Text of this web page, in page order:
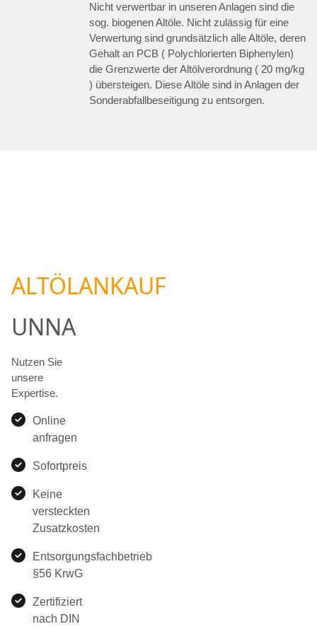
Nicht verwertbar in unseren Anlagen sind die
sog. biogenen Altöle. Nicht zulässig für eine
Verwertung sind grundsätzlich alle Altöle, deren
Gehalt an PCB ( Polychlorierten Biphenylen)
die Grenzwerte der Altölverordnung ( 20 mg/kg
) übersteigen. Diese Altöle sind in Anlagen der
Sonderabfallbeseitigung zu entsorgen.
ALTÖLANKAUF
UNNA
Nutzen Sie
unsere
Expertise.
Online
anfragen
Sofortpreis
Keine
versteckten
Zusatzkosten
Entsorgungsfachbetrieb
§56 KrwG
Zertifiziert
nach DIN